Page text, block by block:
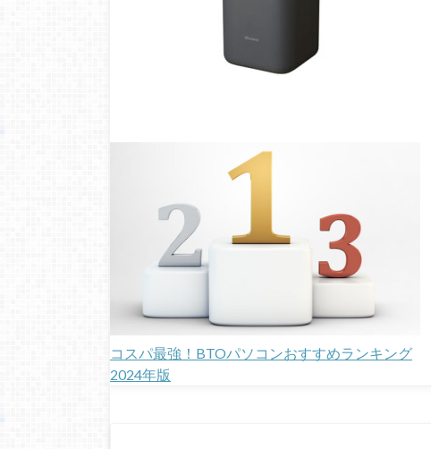
コスパ最強！BTOパソコンおすすめランキング
2024年版